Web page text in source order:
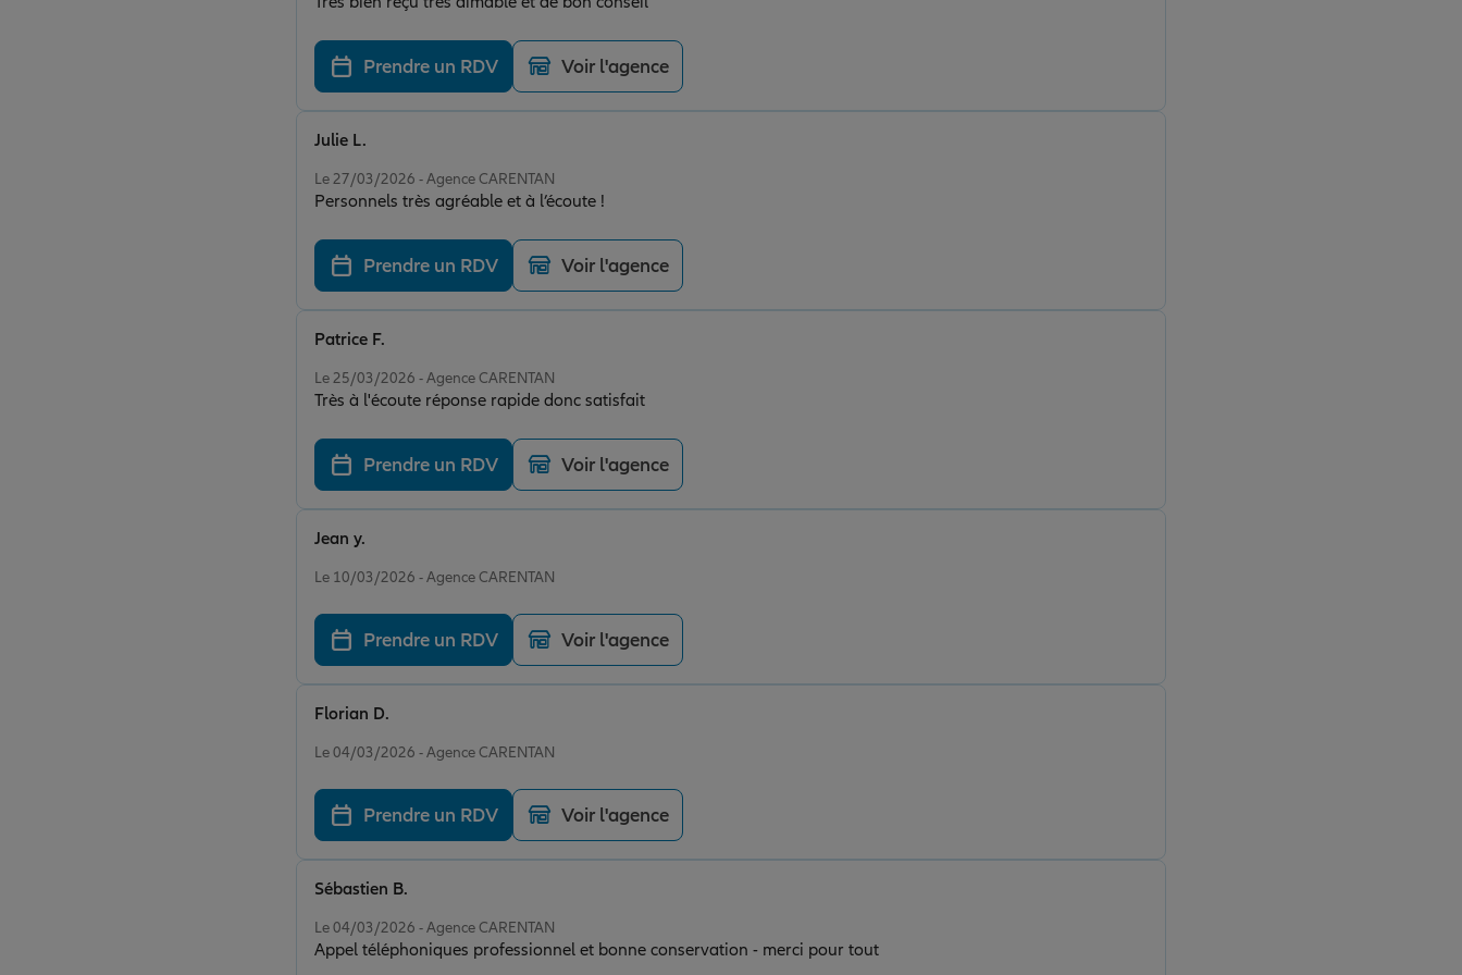
Prendre un RDV Voir l'agence
Le 27/03/2026 - Agence CARENTAN
Personnels très agréable et à l’écoute !
Julie L.
Prendre un RDV Voir l'agence
Le 25/03/2026 - Agence CARENTAN
Très à l'écoute réponse rapide donc satisfait
Patrice F.
Prendre un RDV Voir l'agence
Le 10/03/2026 - Agence CARENTAN
Jean y.
Prendre un RDV Voir l'agence
Le 04/03/2026 - Agence CARENTAN
Florian D.
Prendre un RDV Voir l'agence
Le 04/03/2026 - Agence CARENTAN
Appel téléphoniques professionnel et bonne conservation - merci pour tout
Sébastien B.